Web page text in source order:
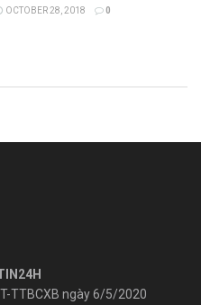
OCTOBER 28, 2018 0
TTBCXB ngày 6/5/2020